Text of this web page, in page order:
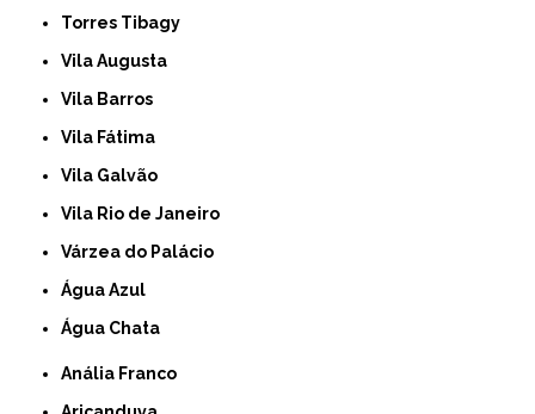
Torres Tibagy
Vila Augusta
Vila Barros
Vila Fátima
Vila Galvão
Vila Rio de Janeiro
Várzea do Palácio
Água Azul
Água Chata
Anália Franco